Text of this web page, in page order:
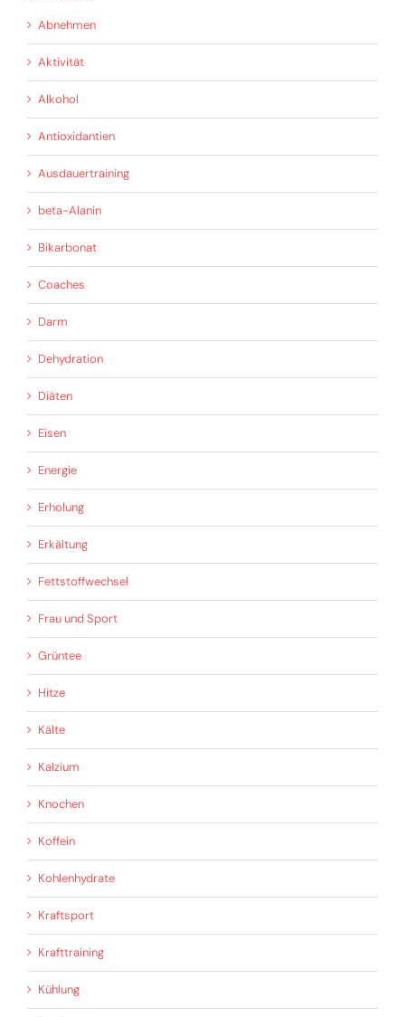
Abnehmen
Aktivität
Alkohol
Antioxidantien
Ausdauertraining
beta-Alanin
Bikarbonat
Coaches
Darm
Dehydration
Diäten
Eisen
Energie
Erholung
Erkältung
Fettstoffwechsel
Frau und Sport
Grüntee
Hitze
Kälte
Kalzium
Knochen
Koffein
Kohlenhydrate
Kraftsport
Krafttraining
Kühlung